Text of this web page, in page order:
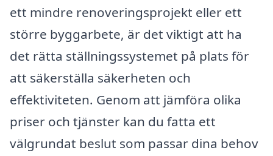
ett mindre renoveringsprojekt eller ett
större byggarbete, är det viktigt att ha
det rätta ställningssystemet på plats för
att säkerställa säkerheten och
effektiviteten. Genom att jämföra olika
priser och tjänster kan du fatta ett
välgrundat beslut som passar dina behov